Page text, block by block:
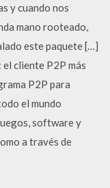
y cuando nos
mano rooteado,
este paquete […]
cliente P2P más
P2P para
el mundo
software y
a través de